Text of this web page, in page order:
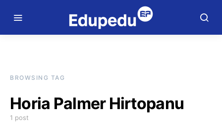
BROWSING TAG
Horia Palmer Hirtopanu
1 post